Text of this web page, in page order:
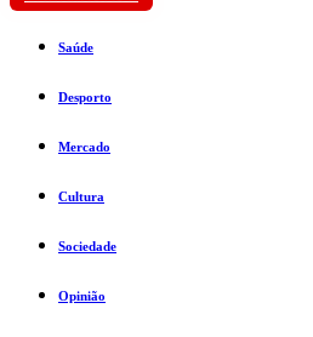
Saúde
Desporto
Mercado
Cultura
Sociedade
Opinião